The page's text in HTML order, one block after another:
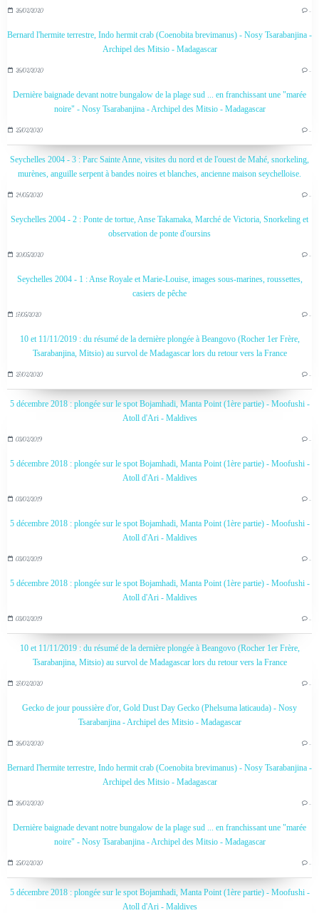
26/02/2020 …
Bernard l'hermite terrestre, Indo hermit crab (Coenobita brevimanus) - Nosy Tsarabanjina -
Archipel des Mitsio - Madagascar
26/02/2020 …
Dernière baignade devant notre bungalow de la plage sud ... en franchissant une "marée
noire" - Nosy Tsarabanjina - Archipel des Mitsio - Madagascar
25/02/2020 …
Seychelles 2004 - 3 : Parc Sainte Anne, visites du nord et de l'ouest de Mahé, snorkeling,
murènes, anguille serpent à bandes noires et blanches, ancienne maison seychelloise.
24/05/2020 …
Seychelles 2004 - 2 : Ponte de tortue, Anse Takamaka, Marché de Victoria, Snorkeling et
observation de ponte d'oursins
20/05/2020 …
Seychelles 2004 - 1 : Anse Royale et Marie-Louise, images sous-marines, roussettes,
casiers de pêche
17/05/2020 …
10 et 11/11/2019 : du résumé de la dernière plongée à Beangovo (Rocher 1er Frère,
Tsarabanjina, Mitsio) au survol de Madagascar lors du retour vers la France
27/02/2020 …
5 décembre 2018 : plongée sur le spot Bojamhadi, Manta Point (1ère partie) - Moofushi -
Atoll d'Ari - Maldives
03/02/2019 …
5 décembre 2018 : plongée sur le spot Bojamhadi, Manta Point (1ère partie) - Moofushi -
Atoll d'Ari - Maldives
03/02/2019 …
5 décembre 2018 : plongée sur le spot Bojamhadi, Manta Point (1ère partie) - Moofushi -
Atoll d'Ari - Maldives
03/02/2019 …
5 décembre 2018 : plongée sur le spot Bojamhadi, Manta Point (1ère partie) - Moofushi -
Atoll d'Ari - Maldives
03/02/2019 …
10 et 11/11/2019 : du résumé de la dernière plongée à Beangovo (Rocher 1er Frère,
Tsarabanjina, Mitsio) au survol de Madagascar lors du retour vers la France
27/02/2020 …
Gecko de jour poussière d'or, Gold Dust Day Gecko (Phelsuma laticauda) - Nosy
Tsarabanjina - Archipel des Mitsio - Madagascar
26/02/2020 …
Bernard l'hermite terrestre, Indo hermit crab (Coenobita brevimanus) - Nosy Tsarabanjina -
Archipel des Mitsio - Madagascar
26/02/2020 …
Dernière baignade devant notre bungalow de la plage sud ... en franchissant une "marée
noire" - Nosy Tsarabanjina - Archipel des Mitsio - Madagascar
25/02/2020 …
5 décembre 2018 : plongée sur le spot Bojamhadi, Manta Point (1ère partie) - Moofushi -
Atoll d'Ari - Maldives